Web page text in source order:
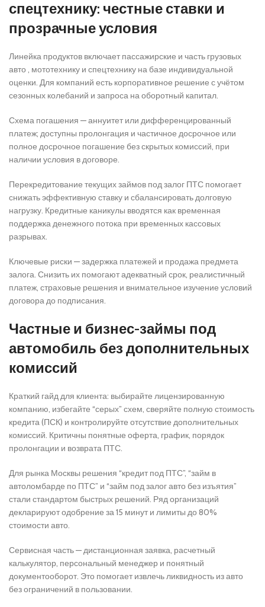
спецтехнику: честные ставки и
прозрачные условия
Линейка продуктов включает пассажирские и часть грузовых
авто , мототехнику и спецтехнику на базе индивидуальной
оценки. Для компаний есть корпоративное решение с учётом
сезонных колебаний и запроса на оборотный капитал.
Схема погашения — аннуитет или дифференцированный
платеж; доступны пролонгация и частичное досрочное или
полное досрочное погашение без скрытых комиссий, при
наличии условия в договоре.
Перекредитование текущих займов под залог ПТС помогает
снижать эффективную ставку и сбалансировать долговую
нагрузку. Кредитные каникулы вводятся как временная
поддержка денежного потока при временных кассовых
разрывах.
Ключевые риски — задержка платежей и продажа предмета
залога. Снизить их помогают адекватный срок, реалистичный
платеж, страховые решения и внимательное изучение условий
договора до подписания.
Частные и бизнес-займы под
автомобиль без дополнительных
комиссий
Краткий гайд для клиента: выбирайте лицензированную
компанию, избегайте “серых” схем, сверяйте полную стоимость
кредита (ПСК) и контролируйте отсутствие дополнительных
комиссий. Критичны понятные оферта, график, порядок
пролонгации и возврата ПТС.
Для рынка Москвы решения “кредит под ПТС”, “займ в
автоломбарде по ПТС” и “займ под залог авто без изъятия”
стали стандартом быстрых решений. Ряд организаций
декларируют одобрение за 15 минут и лимиты до 80%
стоимости авто.
Сервисная часть — дистанционная заявка, расчетный
калькулятор, персональный менеджер и понятный
документооборот. Это помогает извлечь ликвидность из авто
без ограничений в пользовании.